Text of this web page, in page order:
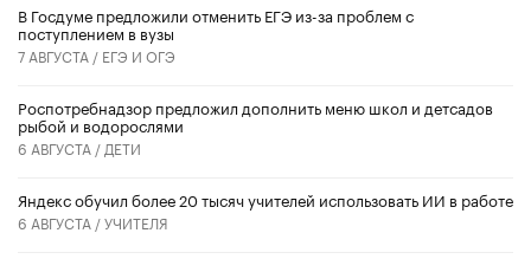
В Госдуме предложили отменить ЕГЭ из-за проблем с
поступлением в вузы
7 АВГУСТА / ЕГЭ И ОГЭ
Роспотребнадзор предложил дополнить меню школ и детсадов
рыбой и водорослями
6 АВГУСТА / ДЕТИ
​Яндекс обучил более 20 тысяч учителей использовать ИИ в работе
6 АВГУСТА /УЧИТЕЛЯ